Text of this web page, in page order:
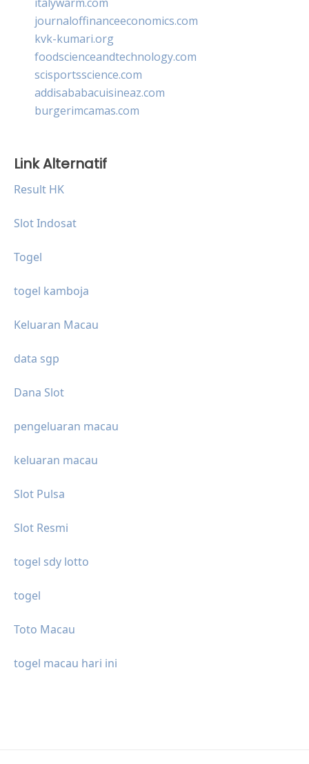
journaloffinanceeconomics.com
kvk-kumari.org
foodscienceandtechnology.com
scisportsscience.com
addisababacuisineaz.com
burgerimcamas.com
Link Alternatif
Result HK
Slot Indosat
Togel
togel kamboja
Keluaran Macau
data sgp
Dana Slot
pengeluaran macau
keluaran macau
Slot Pulsa
Slot Resmi
togel sdy lotto
togel
Toto Macau
togel macau hari ini